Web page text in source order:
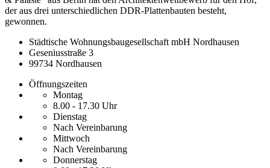
der aus drei unterschiedlichen DDR-Plattenbauten besteht,
gewonnen.
Städtische Wohnungsbaugesellschaft mbH Nordhausen
Geseniusstraße 3
99734 Nordhausen
Öffnungszeiten
Montag
8.00 - 17.30 Uhr
Dienstag
Nach Vereinbarung
Mittwoch
Nach Vereinbarung
Donnerstag